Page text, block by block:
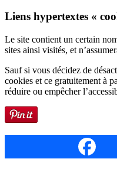
Liens hypertextes «
Le site contient un certain
sites ainsi visités, et
Sauf si vous décidez de
cookies et ce gratuitement à
réduire ou empêcher